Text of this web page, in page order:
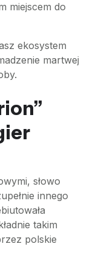
miejscem do
ekosystem
martwej
słowo
innego
takim
polskie